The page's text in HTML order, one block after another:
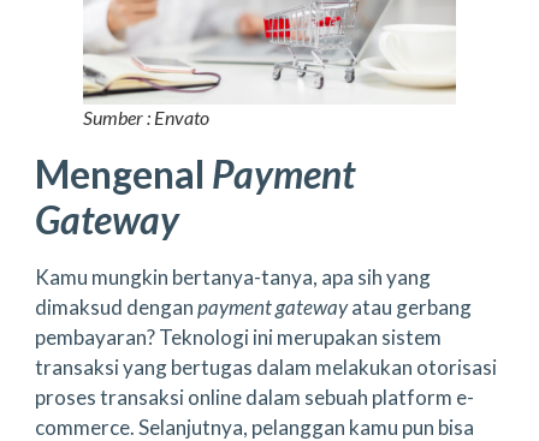
Sumber : Envato
Mengenal Payment
Gateway
Kamu mungkin bertanya-tanya, apa sih yang
dimaksud denganpayment gatewayatau gerbang
pembayaran? Teknologi ini merupakan sistem
transaksi yang bertugas dalam melakukan otorisasi
proses transaksi online dalam sebuah platform e-
commerce. Selanjutnya, pelanggan kamu pun bisa